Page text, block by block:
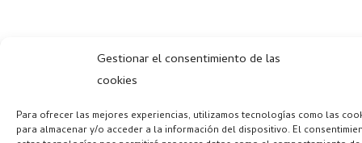
Gestionar el consentimiento de las
cookies
Para ofrecer las mejores experiencias, utilizamos tecnologías como las
para almacenar y/o acceder a la información del dispositivo. El